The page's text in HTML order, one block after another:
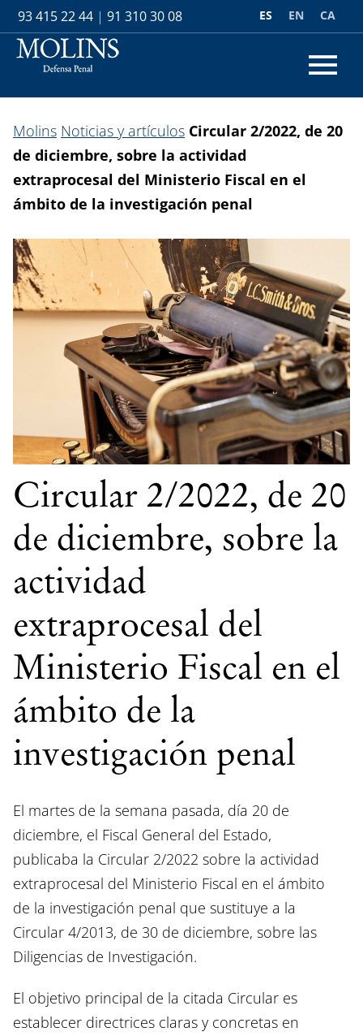
93 415 22 44 | 91 310 30 08 CA
EN
ES
Molins Noticias y artículos Circular 2/2022, de 20
de diciembre, sobre la actividad
extraprocesal del Ministerio Fiscal en el
ámbito de la investigación penal
Circular 2/2022, de 20
de diciembre, sobre la
actividad
extraprocesal del
Ministerio Fiscal en el
ámbito de la
investigación penal
El martes de la semana pasada, día 20 de
diciembre, el Fiscal General del Estado,
publicaba la Circular 2/2022 sobre la actividad
extraprocesal del Ministerio Fiscal en el ámbito
de la investigación penal que sustituye a la
Circular 4/2013, de 30 de diciembre, sobre las
Diligencias de Investigación.
El objetivo principal de la citada Circular es
establecer directrices claras y concretas en